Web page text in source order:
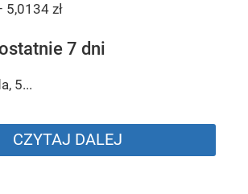
zł
7 dni
5...
CZYTAJ DALEJ